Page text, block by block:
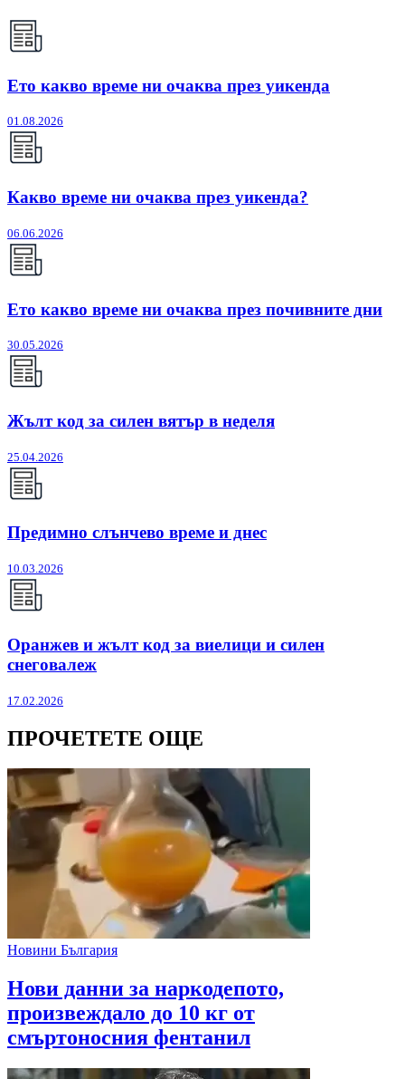
Ето какво време ни очаква през уикенда
01.08.2026
Какво време ни очаква през уикенда?
06.06.2026
Ето какво време ни очаква през почивните дни
30.05.2026
Жълт код за силен вятър в неделя
25.04.2026
Предимно слънчево време и днес
10.03.2026
Оранжев и жълт код за виелици и силен
снеговалеж
17.02.2026
ПРОЧЕТЕТЕ ОЩЕ
Новини България
Нови данни за наркодепото,
произвеждало до 10 кг от
смъртоносния фентанил